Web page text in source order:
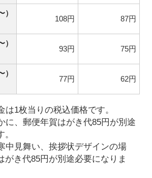
）
108円 87円
）
93円 75円
）
77円 62円
1枚当りの税込価格です。
に、郵便年賀はがき代85円が別途
中見舞い、挨拶状デザインの場
がき代85円が別途必要になりま